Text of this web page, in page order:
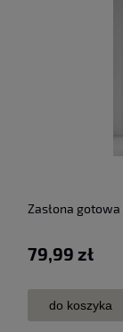
Zasłona
79,99 zł
do koszyka